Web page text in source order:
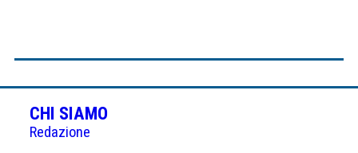
CHI SIAMO
Redazione